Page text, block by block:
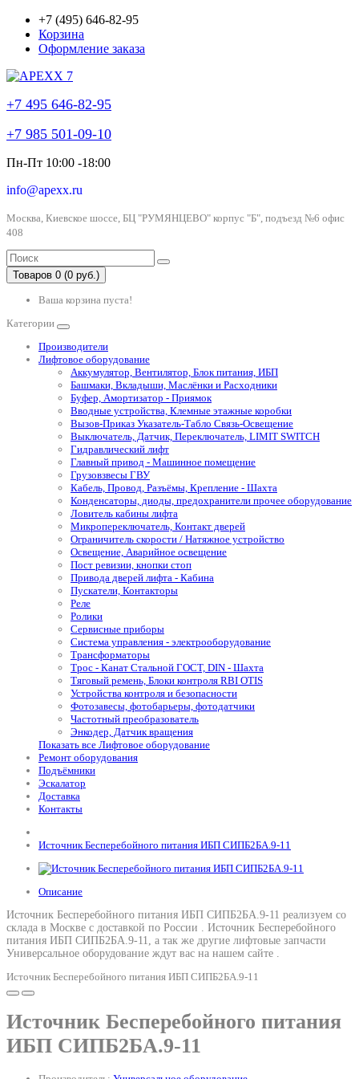
+7 (495) 646-82-95
Корзина
Оформление заказа
+7 495 646-82-95
+7 985 501-09-10
Пн-Пт 10:00 -18:00
info@apexx.ru
Москва, Киевское шоссе, БЦ "РУМЯНЦЕВО" корпус "Б", подъезд №6 офис
408
Товаров 0 (0 руб.)
Ваша корзина пуста!
Категории
Производители
Лифтовое оборудование
Аккумулятор, Вентилятор, Блок питания, ИБП
Башмаки, Вкладыши, Маслёнки и Расходники
Буфер, Амортизатор - Приямок
Вводные устройства, Клемные этажные коробки
Вызов-Приказ Указатель-Табло Связь-Освещение
Выключатель, Датчик, Переключатель, LIMIT SWITCH
Гидравлический лифт
Главный привод - Машинное помещение
Грузовзвесы ГВУ
Кабель, Провод, Разъёмы, Крепление - Шахта
Конденсаторы, диоды, предохранители прочее оборудование
Ловитель кабины лифта
Микропереключатель, Контакт дверей
Ограничитель скорости / Натяжное устройство
Освещение, Аварийное освещение
Пост ревизии, кнопки стоп
Привода дверей лифта - Кабина
Пускатели, Контакторы
Реле
Ролики
Сервисные приборы
Система управления - электрооборудование
Трансформаторы
Трос - Канат Стальной ГОСТ, DIN - Шахта
Тяговый ремень, Блоки контроля RBI OTIS
Устройства контроля и безопасности
Фотозавесы, фотобарьеры, фотодатчики
Частотный преобразователь
Энкодер, Датчик вращения
Показать все Лифтовое оборудование
Ремонт оборудования
Подъёмники
Эскалатор
Доставка
Контакты
Источник Бесперебойного питания ИБП СИПБ2БА.9-11
Описание
Источник Бесперебойного питания ИБП СИПБ2БА.9-11 реализуем со
склада в Москве с доставкой по России . Источник Бесперебойного
питания ИБП СИПБ2БА.9-11, а так же другие лифтовые запчасти
Универсальное оборудование ждут вас на нашем сайте .
Источник Бесперебойного питания ИБП СИПБ2БА.9-11
Источник Бесперебойного питания
ИБП СИПБ2БА.9-11